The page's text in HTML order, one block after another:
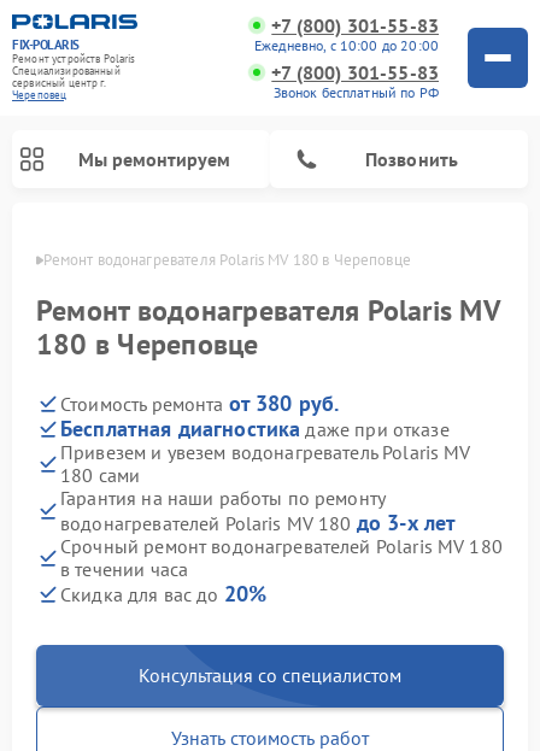
FIX-POLARIS
Ремонт устройств Polaris
Специализированный
cервисный центр г.
Череповец
+7 (800) 301-55-83
Ежедневно, с 10:00 до 20:00
+7 (800) 301-55-83
Звонок бесплатный по РФ
Мы ремонтируем Позвонить
Ремонт водонагревателя Polaris MV 180 в Череповце
Ремонт водонагревателя Polaris MV
180 в Череповце
Стоимость ремонта от 380 руб.
Бесплатная диагностика даже при отказе
Привезем и увезем водонагреватель Polaris MV
180 сами
Гарантия на наши работы по ремонту
водонагревателей Polaris MV 180 до 3-х лет
Срочный ремонт водонагревателей Polaris MV 180
в течении часа
Скидка для вас до 20%
Консультация со специалистом
Узнать стоимость работ